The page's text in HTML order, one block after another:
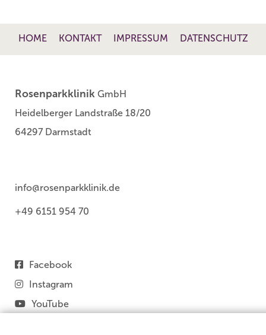
HOME KONTAKT IMPRESSUM DATENSCHUTZ
Rosenparkklinik GmbH
Heidelberger Landstraße 18/20
64297 Darmstadt
info@rosenparkklinik.de
+49 6151 954 70
Facebook
Instagram
YouTube